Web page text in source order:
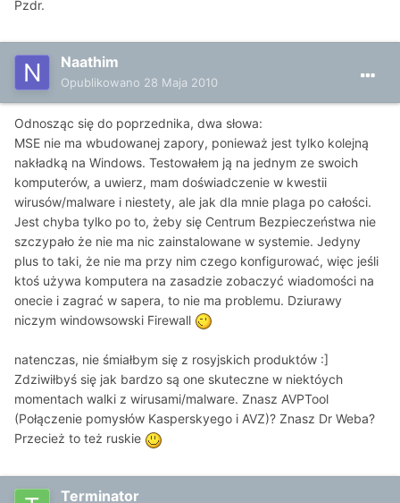
Pzdr.
Naathim
Opublikowano 28 Maja 2010
Odnosząc się do poprzednika, dwa słowa:
MSE nie ma wbudowanej zapory, ponieważ jest tylko kolejną
nakładką na Windows. Testowałem ją na jednym ze swoich
komputerów, a uwierz, mam doświadczenie w kwestii
wirusów/malware i niestety, ale jak dla mnie plaga po całości.
Jest chyba tylko po to, żeby się Centrum Bezpieczeństwa nie
szczypało że nie ma nic zainstalowane w systemie. Jedyny
plus to taki, że nie ma przy nim czego konfigurować, więc jeśli
ktoś używa komputera na zasadzie zobaczyć wiadomości na
onecie i zagrać w sapera, to nie ma problemu. Dziurawy
niczym windowsowski Firewall
natenczas, nie śmiałbym się z rosyjskich produktów :]
Zdziwiłbyś się jak bardzo są one skuteczne w niektóych
momentach walki z wirusami/malware. Znasz AVPTool
(Połączenie pomysłów Kasperskyego i AVZ)? Znasz Dr Weba?
Przecież to też ruskie
Terminator